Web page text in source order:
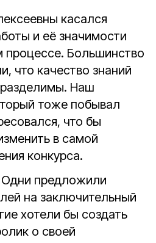
касался
и её значимости
процессе. Большинство
что качество знаний
Наш
тоже побывал
что бы
в самой
конкурса.
Одни предложили
на заключительный
хотели бы создать
о своей